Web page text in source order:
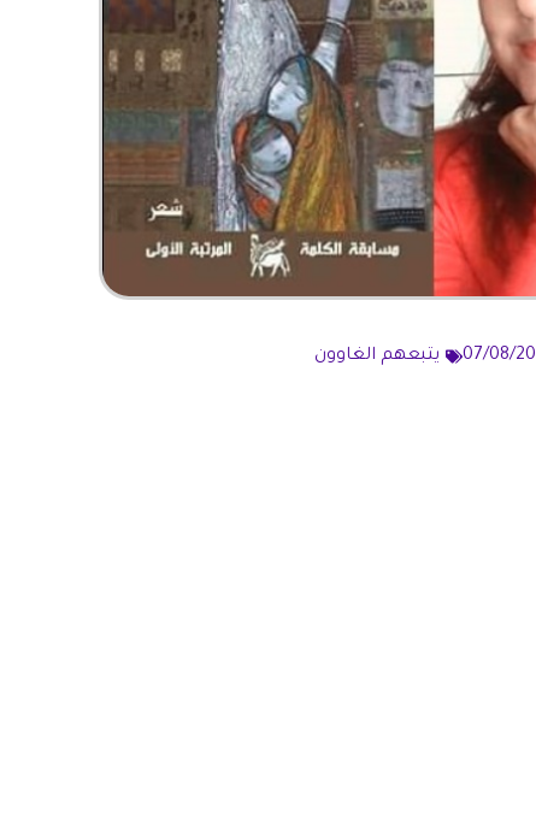
07/08/ يتبعهم الغاوون